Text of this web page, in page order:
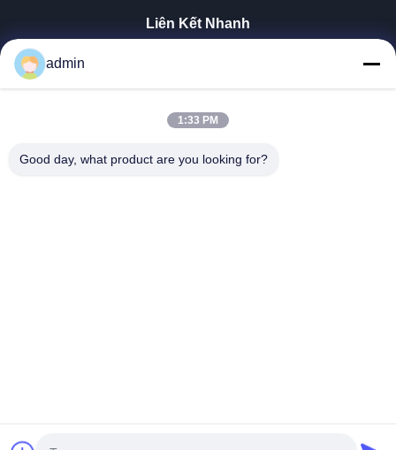
Liên Kết Nhanh
Về Chúng Tôi
Kiểm Soát Chất Lượng
admin
1:33 PM
Good day, what product are you looking for?